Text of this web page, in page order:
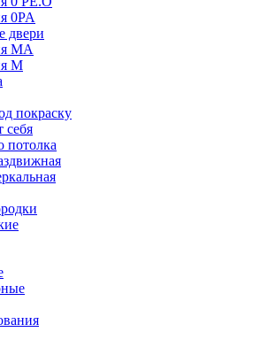
0PA
двери
MA
M
покраску
себя
потолка